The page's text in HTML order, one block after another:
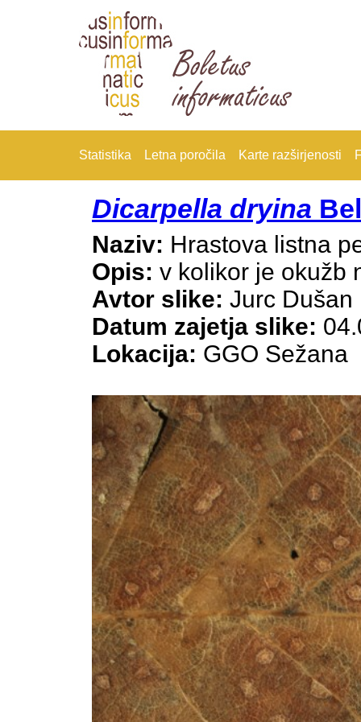
Statistika Letna poročila Karte razširjenosti
Dicarpella dryina
Naziv: Hrastova listna
Opis: v kolikor je okužb
Avtor slike: Jurc Dušan
Datum zajetja slike:
Lokacija: GGO Sežana